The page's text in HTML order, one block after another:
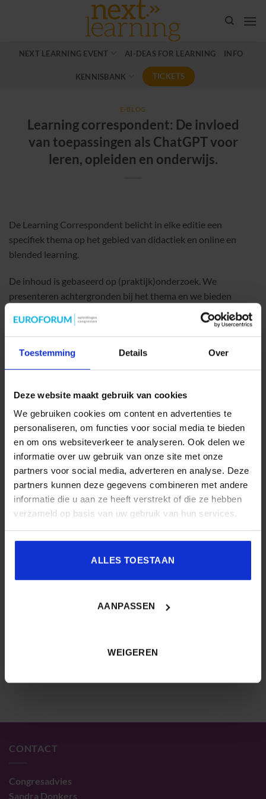
Toestemming Details Over
Deze website maakt gebruik van cookies
We gebruiken cookies om content en advertenties te
personaliseren, om functies voor social media te bieden
en om ons websiteverkeer te analyseren. Ook delen we
informatie over uw gebruik van onze site met onze
partners voor social media, adverteren en analyse. Deze
partners kunnen deze gegevens combineren met andere
informatie die u aan ze heeft verstrekt of die ze hebben
verzameld op basis van uw gebruik van hun services.
ALLES TOESTAAN
AANPASSEN
WEIGEREN
NEXT LEARNING EVENT AI-DEAS FOR LEARNING INFO
KENNISBANK TICKETS
E-BLOG
Learning correspondent: De invloed
van toepassingen als ChatGPT voor
leren, opleiden en onderwijs.
De Learning Correspondent belicht in elke editie een
specifiek thema op het gebied van didactiek en online en
blended learning.
De inhoud is gebaseerd op (praktijk)onderzoek. We
presenteren achtergronden bij het thema en we bieden
handreikingen voor de toepassing van de inhoud in de
praktijk. Het thema wordt afgesloten met bronnen waarop
we ons baseren en waar jullie meer informatie kunnen
vinden.
De invloed van toepassingen als ChatGPT voor leren,
opleiden en onderwijs.
Dit thema heeft een nauwe relatie met meerdere thema’s die
binnen verschillende edities van de Next Learning centraal
staat. Zie: https://nextlearning.nl/
We wensen jullie weer veel inspiratie en leesplezier toe.
CONTACT
Congresadvies
Sandra Donkers